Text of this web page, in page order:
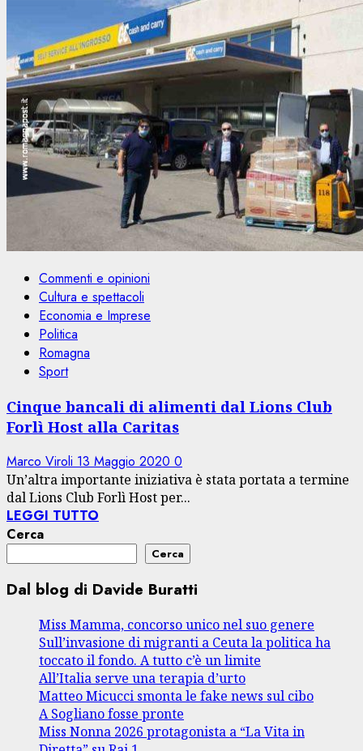
Commenti e opinioni
Cultura e spettacoli
Economia e Imprese
Politica
Romagna
Sport
Cinque bancali di alimenti dal Lions Club
Forlì Host alla Caritas
Marco Viroli 13 Maggio 2020 0
Un’altra importante iniziativa è stata portata a termine
dal Lions Club Forlì Host per...
LEGGI TUTTO
Cerca
Cerca
Dal blog di Davide Buratti
Miss Mamma, concorso unico nel suo genere
Sull’invasione di migranti a Ceuta la politica ha
toccato il fondo. A tutto c’è un limite
All’Italia serve una terapia d’urto
Matteo Micucci smonta le fake news sul cibo
A Sogliano fosse pronte
Miss Nonna 2026 protagonista a “La Vita in